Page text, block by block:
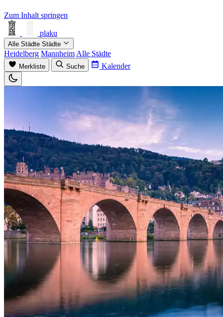
Zum Inhalt springen
plaku
Alle Städte Städte
Heidelberg Mannheim Alle Städte
Merkliste Suche Kalender